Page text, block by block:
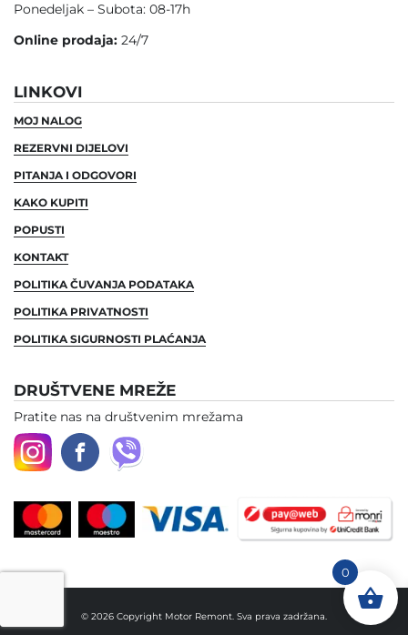
Ponedeljak – Subota: 08-17h
Online prodaja: 24/7
LINKOVI
MOJ NALOG
REZERVNI DIJELOVI
PITANJA I ODGOVORI
KAKO KUPITI
POPUSTI
KONTAKT
POLITIKA ČUVANJA PODATAKA
POLITIKA PRIVATNOSTI
POLITIKA SIGURNOSTI PLAĆANJA
DRUŠTVENE MREŽE
Pratite nas na društvenim mrežama
© 2026 Copyright Motor Remont. Sva prava zadržana.
0